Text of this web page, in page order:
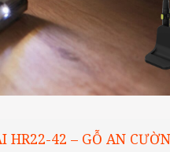
HR22-42 – GỖ AN